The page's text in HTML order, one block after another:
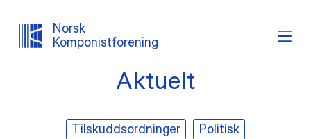
Norsk
Komponistforening
Aktuelt
Tilskuddsordninger Politisk